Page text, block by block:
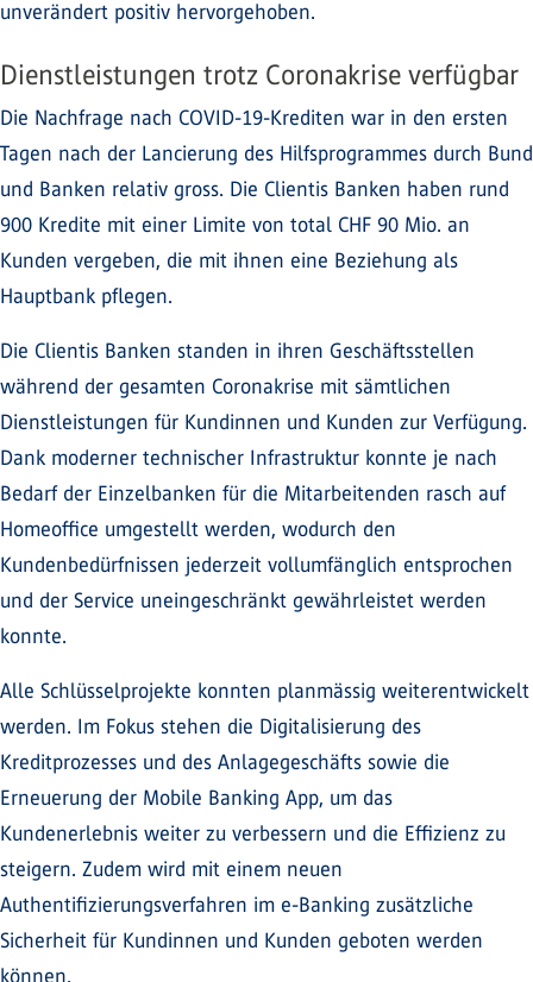
unverändert positiv hervorgehoben.
Dienstleistungen trotz Coronakrise verfügbar
Die Nachfrage nach COVID-19-Krediten war in den ersten
Tagen nach der Lancierung des Hilfsprogrammes durch Bund
und Banken relativ gross. Die Clientis Banken haben rund
900 Kredite mit einer Limite von total CHF 90 Mio. an
Kunden vergeben, die mit ihnen eine Beziehung als
Hauptbank pflegen.
Die Clientis Banken standen in ihren Geschäftsstellen
während der gesamten Coronakrise mit sämtlichen
Dienstleistungen für Kundinnen und Kunden zur Verfügung.
Dank moderner technischer Infrastruktur konnte je nach
Bedarf der Einzelbanken für die Mitarbeitenden rasch auf
Homeoffice umgestellt werden, wodurch den
Kundenbedürfnissen jederzeit vollumfänglich entsprochen
und der Service uneingeschränkt gewährleistet werden
konnte.
Alle Schlüsselprojekte konnten planmässig weiterentwickelt
werden. Im Fokus stehen die Digitalisierung des
Kreditprozesses und des Anlagegeschäfts sowie die
Erneuerung der Mobile Banking App, um das
Kundenerlebnis weiter zu verbessern und die Effizienz zu
steigern. Zudem wird mit einem neuen
Authentifizierungsverfahren im e-Banking zusätzliche
Sicherheit für Kundinnen und Kunden geboten werden
können.